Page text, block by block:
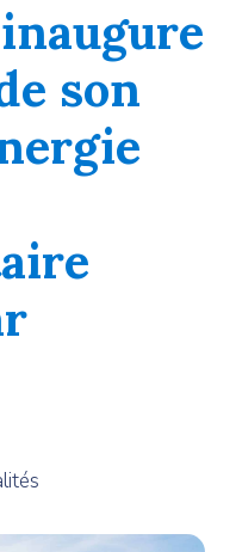
son